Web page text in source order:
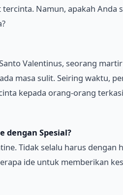
Namun, apakah Anda
Valentinus, seorang
masa sulit. Seiring waktu,
kepada orang-orang
dengan Spesial?
Tidak selalu harus dengan
ide untuk memberikan